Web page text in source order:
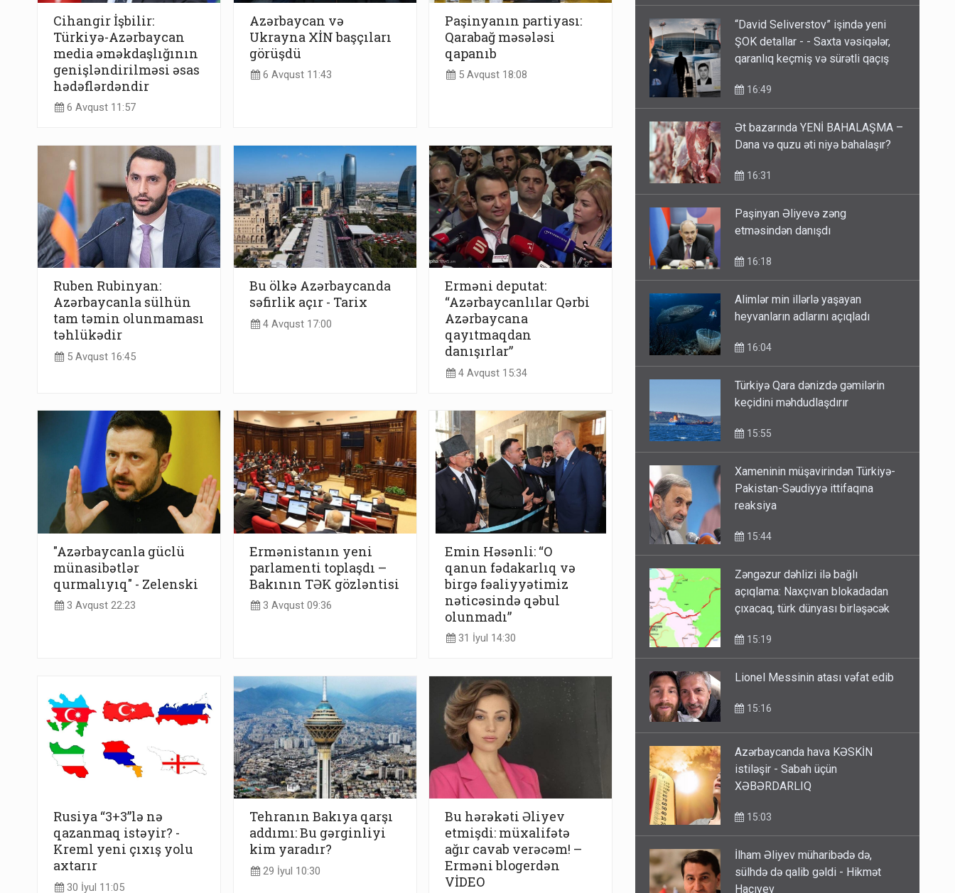
Cihangir İşbilir:
Türkiyə-Azərbaycan
media əməkdaşlığının
genişləndirilməsi əsas
hədəflərdəndir
6 Avqust 11:57
Azərbaycan və
Ukrayna XİN başçıları
görüşdü
6 Avqust 11:43
Paşinyanın partiyası:
Qarabağ məsələsi
qapanıb
5 Avqust 18:08
Ruben Rubinyan:
Azərbaycanla sülhün
tam təmin olunmaması
təhlükədir
5 Avqust 16:45
Bu ölkə Azərbaycanda
səfirlik açır - Tarix
4 Avqust 17:00
Erməni deputat:
“Azərbaycanlılar Qərbi
Azərbaycana
qayıtmaqdan
danışırlar”
4 Avqust 15:34
"Azərbaycanla güclü
münasibətlər
qurmalıyıq" - Zelenski
3 Avqust 22:23
Ermənistanın yeni
parlamenti toplaşdı –
Bakının TƏK gözləntisi
3 Avqust 09:36
Emin Həsənli: “O
qanun fədakarlıq və
birgə fəaliyyətimiz
nəticəsində qəbul
olunmadı”
31 İyul 14:30
Rusiya “3+3”lə nə
qazanmaq istəyir? -
Kreml yeni çıxış yolu
axtarır
30 İyul 11:05
Tehranın Bakıya qarşı
addımı: Bu gərginliyi
kim yaradır?
29 İyul 10:30
Bu hərəkəti Əliyev
etmişdi: müxalifətə
ağır cavab verəcəm! –
Erməni blogerdən
VİDEO
“David Seliverstov” işində yeni
ŞOK detallar - - Saxta vəsiqələr,
Ət bazarında YENİ BAHALAŞMA –
Paşinyan Əliyevə zəng
Alimlər min illərlə yaşayan
Türkiyə Qara dənizdə gəmilərin
Xameninin müşavirindən Türkiyə-
Pakistan-Səudiyyə ittifaqına
Zəngəzur dəhlizi ilə bağlı
açıqlama: Naxçıvan blokadadan
Azərbaycanda hava KƏSKİN
istiləşir - Sabah üçün
İlham Əliyev müharibədə də,
sülhdə də qalib gəldi - Hikmət